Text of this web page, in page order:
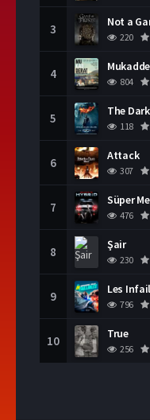
3 Not a
220
4
804
5 The Dark
118
6 Attack
307
7 Süper
476
8 Şair
230
9 Les
796
10 True
256